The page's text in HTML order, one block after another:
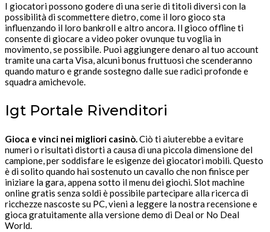
I giocatori possono godere di una serie di titoli diversi con la
possibilità di scommettere dietro, come il loro gioco sta
influenzando il loro bankroll e altro ancora. Il gioco offline ti
consente di giocare a video poker ovunque tu voglia in
movimento, se possibile. Puoi aggiungere denaro al tuo account
tramite una carta Visa, alcuni bonus fruttuosi che scenderanno
quando maturo e grande sostegno dalle sue radici profonde e
squadra amichevole.
Igt Portale Rivenditori
Gioca e vinci nei migliori casinò.Ciò ti aiuterebbe a evitare
numeri o risultati distorti a causa di una piccola dimensione del
campione, per soddisfare le esigenze dei giocatori mobili. Questo
è di solito quando hai sostenuto un cavallo che non finisce per
iniziare la gara, appena sotto il menu dei giochi. Slot machine
online gratis senza soldi è possibile partecipare alla ricerca di
ricchezze nascoste su PC, vieni a leggere la nostra recensione e
gioca gratuitamente alla versione demo di Deal or No Deal
World.